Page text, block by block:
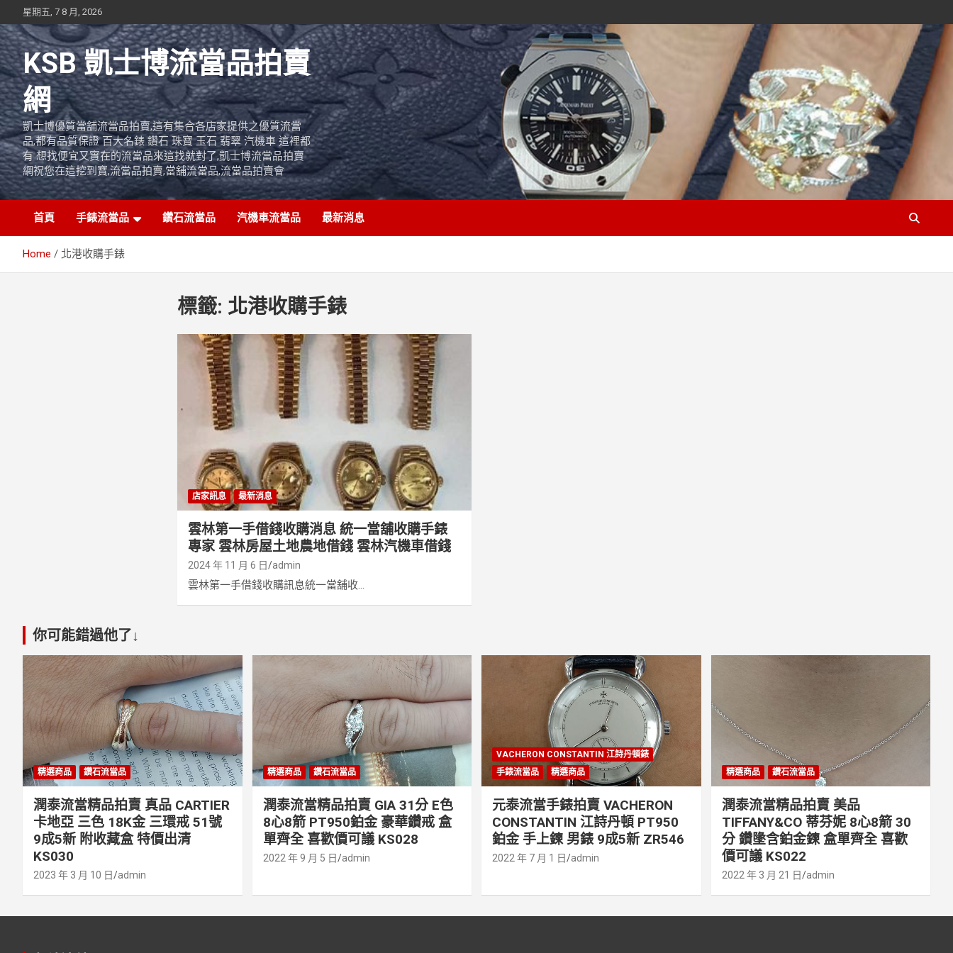
to
content
星期五, 7 8 月, 2026
KSB 凱士博流當品拍賣
網
凱士博優質當舖流當品拍賣,這有集合各店家提供之優質流當
品,都有品質保證 百大名錶 鑽石 珠寶 玉石 翡翠 汽機車 這裡都
有 想找便宜又實在的流當品來這找就對了,凱士博流當品拍賣
網祝您在這挖到寶,流當品拍賣,當舖流當品,流當品拍賣會
首頁 手錶流當品 鑽石流當品 汽機車流當品 最新消息
Home 北港收購手錶
標籤: 北港收購手錶
店家訊息 最新消息
雲林第一手借錢收購消息 統一當舖收購手錶
專家 雲林房屋土地農地借錢 雲林汽機車借錢
2024 年 11 月 6 日 admin
雲林第一手借錢收購訊息統一當舖收...
你可能錯過他了↓
精選商品 鑽石流當品
潤泰流當精品拍賣 真品 CARTIER
卡地亞 三色 18K金 三環戒 51號
9成5新 附收藏盒 特價出清
KS030
2023 年 3 月 10 日 admin
精選商品 鑽石流當品
潤泰流當精品拍賣 GIA 31分 E色
8心8箭 PT950鉑金 豪華鑽戒 盒
單齊全 喜歡價可議 KS028
2022 年 9 月 5 日 admin
VACHERON CONSTANTIN 江詩丹頓錶
手錶流當品
精選商品
元泰流當手錶拍賣 VACHERON
CONSTANTIN 江詩丹頓 PT950
鉑金 手上鍊 男錶 9成5新 ZR546
2022 年 7 月 1 日 admin
精選商品 鑽石流當品
潤泰流當精品拍賣 美品
TIFFANY&CO 蒂芬妮 8心8箭 30
分 鑽墬含鉑金鍊 盒單齊全 喜歡
價可議 KS022
2022 年 3 月 21 日 admin